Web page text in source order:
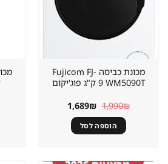
מכונת כביסה Fujicom FJ-
WM5090T ‏9 ‏ק"ג פוג'יקום
1,990₪ המחיר
המקורי
היה:
1,990₪.
1,689₪ המחיר
הוספה לסל